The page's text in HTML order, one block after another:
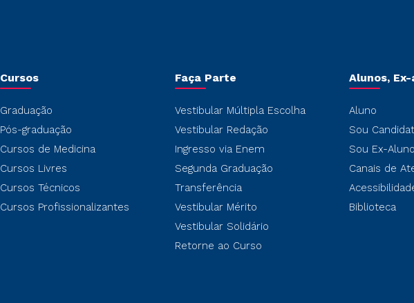
Cursos
Graduação
Pós-graduação
Cursos de Medicina
Cursos Livres
Cursos Técnicos
Cursos Profissionalizantes
Faça Parte
Vestibular Múltipla Escolha
Vestibular Redação
Ingresso via Enem
Segunda Graduação
Transferência
Vestibular Mérito
Vestibular Solidário
Retorne ao Curso
Alunos,
Aluno
Sou
Sou Ex-Aluno
Canais de
Biblioteca